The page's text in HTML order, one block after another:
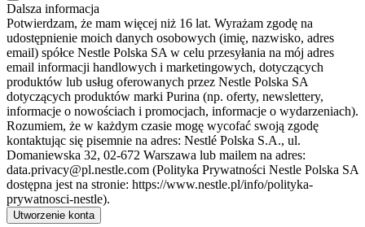
Dalsza informacja
Potwierdzam, że mam więcej niż 16 lat. Wyrażam zgodę na
udostępnienie moich danych osobowych (imię, nazwisko, adres
email) spółce Nestle Polska SA w celu przesyłania na mój adres
email informacji handlowych i marketingowych, dotyczących
produktów lub usług oferowanych przez Nestle Polska SA
dotyczących produktów marki Purina (np. oferty, newslettery,
informacje o nowościach i promocjach, informacje o wydarzeniach).
Rozumiem, że w każdym czasie mogę wycofać swoją zgodę
kontaktując się pisemnie na adres: Nestlé Polska S.A., ul.
Domaniewska 32, 02-672 Warszawa lub mailem na adres:
data.privacy@pl.nestle.com (Polityka Prywatności Nestle Polska SA
dostępna jest na stronie: https://www.nestle.pl/info/polityka-
prywatnosci-nestle).
Utworzenie konta